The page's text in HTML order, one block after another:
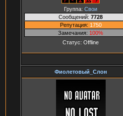
Группа: Свои
Сообщений: 7728
Репутация: 1750
Замечания: 100%
Статус: Offline
Фиолетовый_Слон